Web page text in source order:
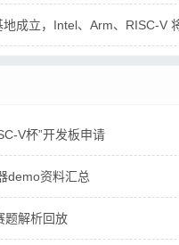
成立，Intel、Arm、RISC-V
V杯”开发板申请
demo资料汇总
题解析回放